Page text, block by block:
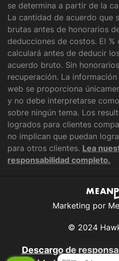
se determina a partir de la
La cantidad de acuerdo que
brutas antes de honorarios
deducciones de costos. El %
calculará antes de deducir
acuerdo bruto. Sin
recuperación. La
web se proporciona
y no debe interpretarse
sobre ningún tema. Los
logrados para clientes
no implican que puedan
para otros clientes. Lea
responsabilidad completo.
Marketing por
© 2024
Descargo de